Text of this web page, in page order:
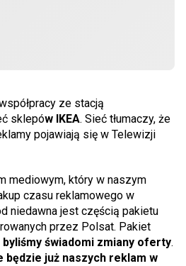
ze stacją
sklepów IKEA. Sieć tłumaczy, że
pojawiają się w Telewizji
mediowym, który w naszym
czasu reklamowego w
niedawna jest częścią pakietu
przez Polsat. Pakiet
byliśmy świadomi zmiany oferty.
będzie już naszych reklam w